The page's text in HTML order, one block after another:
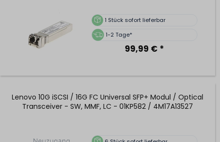
1 Stück sofort lieferbar
1-2 Tage*
99,99 € *
Lenovo 10G iSCSI / 16G FC Universal SFP+ Modul / Optical
Transceiver - SW, MMF, LC - 01KP582 / 4M17A13527